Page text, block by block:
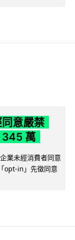
意嚴禁
345 萬
業未經消費者同意
opt-in」先徵同意